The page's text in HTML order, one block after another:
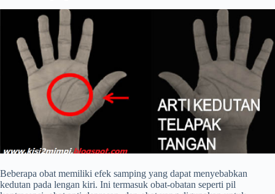
Beberapa obat memiliki efek samping yang dapat menyebabkan
kedutan pada lengan kiri. Ini termasuk obat-obatan seperti pil